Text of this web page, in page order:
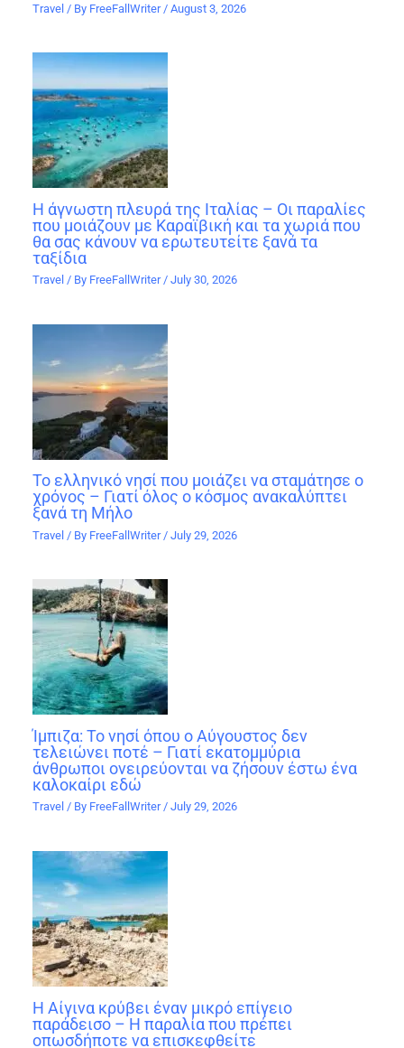
Travel / By FreeFallWriter /August 3, 2026
Η άγνωστη πλευρά της Ιταλίας – Οι παραλίες
που μοιάζουν με Καραϊβική και τα χωριά που
θα σας κάνουν να ερωτευτείτε ξανά τα
ταξίδια
Travel / By FreeFallWriter/July 30, 2026
Το ελληνικό νησί που μοιάζει να σταμάτησε ο
χρόνος – Γιατί όλος ο κόσμος ανακαλύπτει
ξανά τη Μήλο
Travel / By FreeFallWriter /July 29, 2026
Ίμπιζα: Το νησί όπου ο Αύγουστος δεν
τελειώνει ποτέ – Γιατί εκατομμύρια
άνθρωποι ονειρεύονται να ζήσουν έστω ένα
καλοκαίρι εδώ
Travel / By FreeFallWriter/July 29, 2026
Η Αίγινα κρύβει έναν μικρό επίγειο
παράδεισο – Η παραλία που πρέπει
οπωσδήποτε να επισκεφθείτε